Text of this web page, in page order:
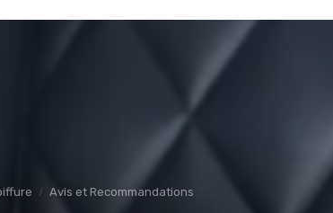
Avis et Recommandations